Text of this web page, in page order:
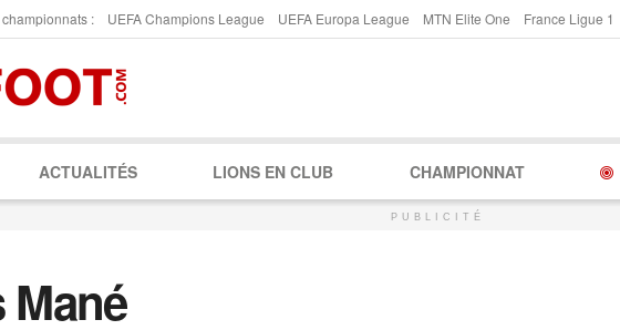
: UEFA Champions League UEFA Europa League MTN Elite One France Ligue 1
ACTUALITÉS LIONS EN CLUB CHAMPIONNAT
PUBLICITÉ
Mané